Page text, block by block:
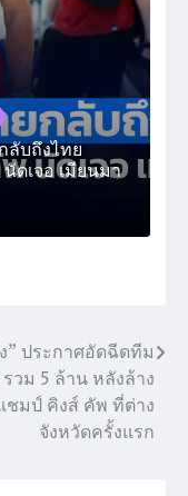
ลับถึงไทย
ดเจอ เมียนมา
” ประกาศอัดฉีดทีม
วม 5 ล้าน หลังล้าง
ชมป์ คิงส์ คัพ ที่ต่าง
จังหวัดครั้งแรก